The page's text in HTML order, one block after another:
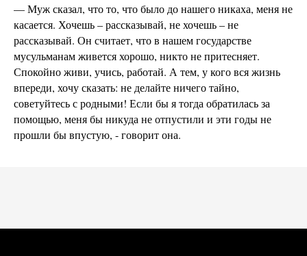
— Муж сказал, что то, что было до нашего никаха, меня не
касается. Хочешь – рассказывай, не хочешь – не
рассказывай. Он считает, что в нашем государстве
мусульманам живется хорошо, никто не притесняет.
Спокойно живи, учись, работай. А тем, у кого вся жизнь
впереди, хочу сказать: не делайте ничего тайно,
советуйтесь с родными! Если бы я тогда обратилась за
помощью, меня бы никуда не отпустили и эти годы не
прошли бы впустую, - говорит она.